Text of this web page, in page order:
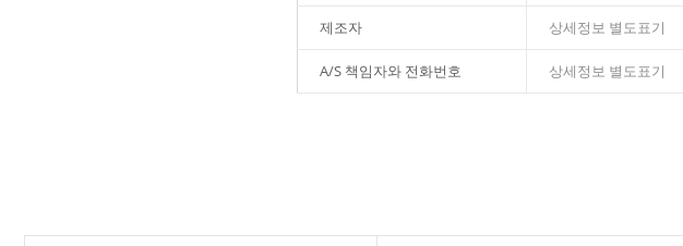
제조자 상세정보 별도표기
A/S 책임자와 전화번호 상세정보 별도표기